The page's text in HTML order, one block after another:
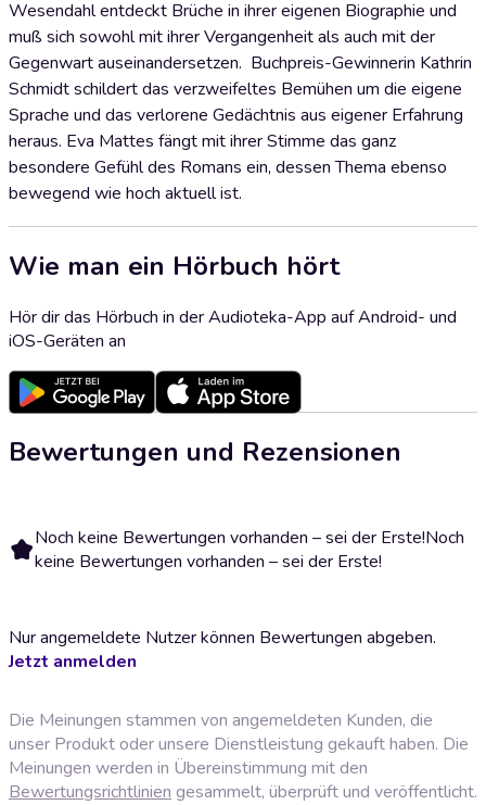
Wesendahl entdeckt Brüche in ihrer eigenen Biographie und
muß sich sowohl mit ihrer Vergangenheit als auch mit der
Gegenwart auseinandersetzen. Buchpreis-Gewinnerin Kathrin
Schmidt schildert das verzweifeltes Bemühen um die eigene
Sprache und das verlorene Gedächtnis aus eigener Erfahrung
heraus. Eva Mattes fängt mit ihrer Stimme das ganz
besondere Gefühl des Romans ein, dessen Thema ebenso
bewegend wie hoch aktuell ist.
Wie man ein Hörbuch hört
Hör dir das Hörbuch in der Audioteka-App auf Android- und
iOS-Geräten an
Bewertungen und Rezensionen
Noch keine Bewertungen vorhanden – sei der Erste!Noch
keine Bewertungen vorhanden – sei der Erste!
Nur angemeldete Nutzer können Bewertungen abgeben.
Jetzt anmelden
Die Meinungen stammen von angemeldeten Kunden, die
unser Produkt oder unsere Dienstleistung gekauft haben. Die
Meinungen werden in Übereinstimmung mit den
Bewertungsrichtlinien gesammelt, überprüft und veröffentlicht.